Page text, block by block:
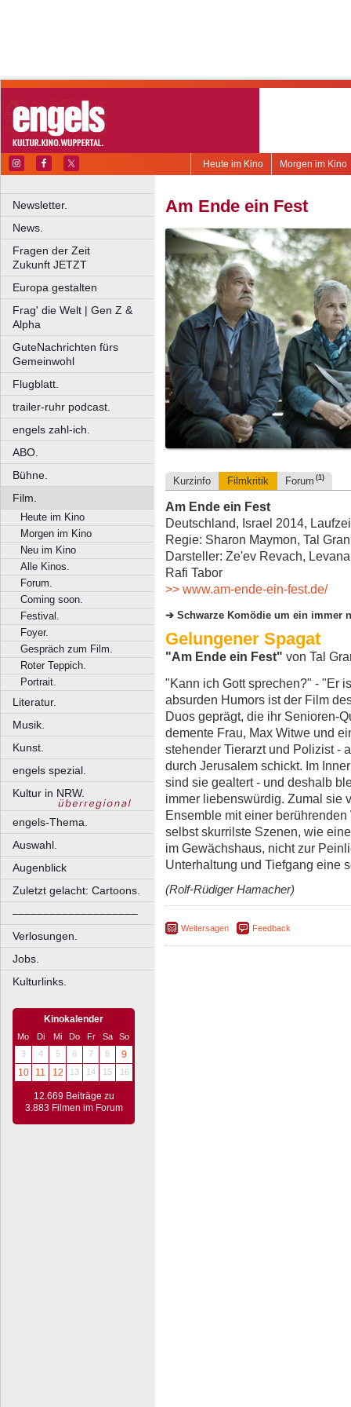
Morgen im Kino
Heute im Kino
Newsletter.
News.
Fragen der Zeit
Zukunft JETZT
Europa gestalten
Frag' die Welt | Gen Z &
Alpha
GuteNachrichten fürs
Gemeinwohl
Flugblatt.
trailer-ruhr podcast.
engels zahl-ich.
ABO.
Bühne.
Film.
Heute im Kino
Morgen im Kino
Neu im Kino
Alle Kinos.
Forum.
Coming soon.
Festival.
Foyer.
Gespräch zum Film.
Roter Teppich.
Portrait.
Literatur.
Musik.
Kunst.
engels spezial.
Kultur in NRW.
engels-Thema.
Auswahl.
Augenblick
Zuletzt gelacht: Cartoons.
––––––––––––––––––––
Verlosungen.
Jobs.
Kulturlinks.
Kinokalender
Mo Di Mi Do Fr Sa
So
3
4 5 6 7 8
9
10
11 12 13 14 15 16
12.669 Beiträge zu
3.883 Filmen im Forum
Am Ende ein Fest
Kurzinfo Filmkritik Forum (1)
Am Ende ein Fest
Deutschland, Israel 2014,
Regie: Sharon Maymon, Tal
Darsteller: Ze'ev Revach,
Rafi Tabor
>> www.am-ende-ein-fest.de/
Schwarze Komödie um ein immer
Gelungener Spagat
"Am Ende ein Fest" von Tal
"Kann ich Gott sprechen?" - "Er
absurden Humors ist der Film
Duos geprägt, die ihr Senioren-
demente Frau, Max Witwe und
stehender Tierarzt und Polizist -
durch Jerusalem schickt. Im
sind sie gealtert - und deshalb
immer liebenswürdig. Zumal sie
Ensemble mit einer
selbst skurrilste Szenen, wie
im Gewächshaus, nicht zur
Unterhaltung und Tiefgang eine
(Rolf-Rüdiger Hamacher)
Weitersagen Feedback